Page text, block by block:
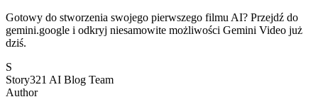
Gotowy do stworzenia swojego pierwszego filmu AI? Przejdź do
gemini.google i odkryj niesamowite możliwości Gemini Video już
dziś.
S
Story321 AI Blog Team
Author